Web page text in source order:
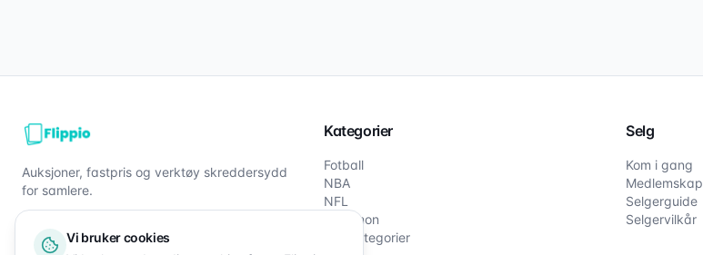
Auksjoner, fastpris og verktøy skreddersydd
for samlere.
Kategorier
Fotball
NBA
NFL
Pokémon
Alle kategorier
Selg
Kom i gang
Medlemskap
Selgerguide
Selgervilkår
Vi bruker cookies